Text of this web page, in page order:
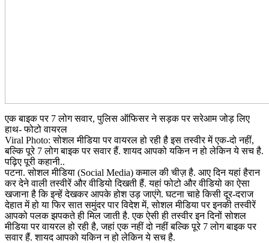
एक बाइक पर 7 लोग सवार, पुलिस ऑफिसर ने सड़क पर सरेआम जोड़ लिए
हाथ- फोटो वायरल
Viral Photo: सोशल मीडिया पर वायरल हो रही है इस तस्वीर में एक-दो नहीं,
बल्कि पूरे 7 लोग बाइक पर सवार हैं. शायद आपको यकिन न हो लेकिन ये सच है.
पढ़िए पूरी कहानी..
पटना. सोशल मीडिया (Social Media) कमाल की चीज़ है. आए दिन यहां हैरान
कर देने वाली तस्वीरें और वीडियो दिखती हैं. यहां फोटो और वीडियो का ऐसा
खजाना है कि इन्हें देखकर आपके होश उड़ जाएंगे. घटना चाहे किसी दूर-दराज
देहात में हो या फिर सात समुंदर पार विदेश में, सोशल मीडिया पर इनकी तस्वीरें
आपको पलक झपकते ही मिल जाती है. एक ऐसी ही तस्वीर इन दिनों सोशल
मीडिया पर वायरल हो रही है, जहां एक नहीं दो नहीं बल्कि पूरे 7 लोग बाइक पर
सवार हैं. शायद आपको यकिन न हो लेकिन ये सच है.